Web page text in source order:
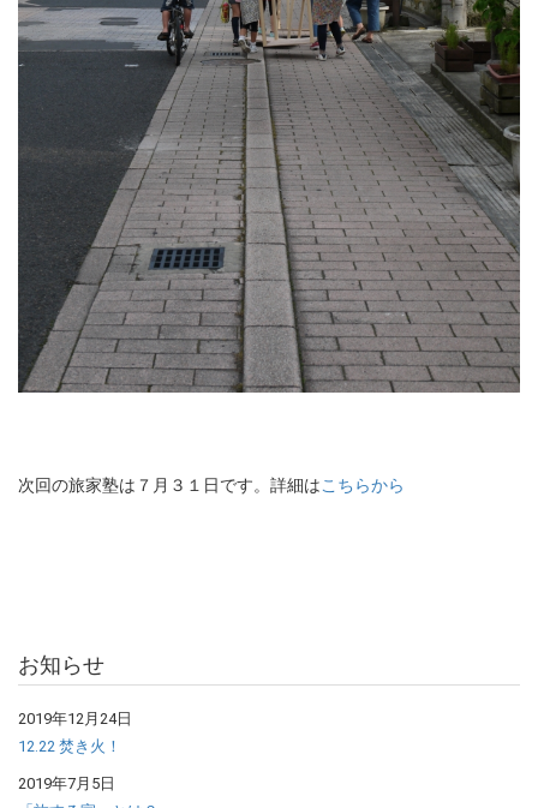
次回の旅家塾は７月３１日です。詳細はこちらから
お知らせ
2019年12月24日
12.22 焚き火！
2019年7月5日